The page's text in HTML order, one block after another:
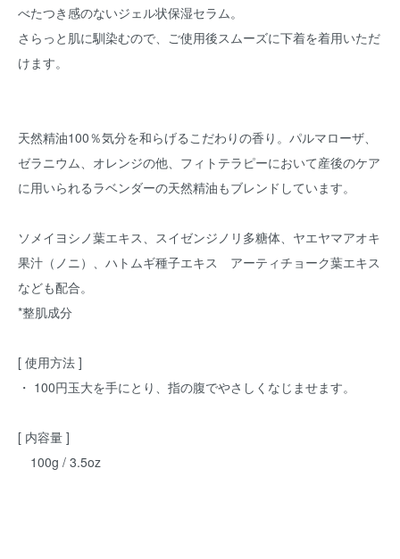
べたつき感のないジェル状保湿セラム。
さらっと肌に馴染むので、ご使用後スムーズに下着を着用いただ
けます。
天然精油100％気分を和らげるこだわりの香り。パルマローザ、
ゼラニウム、オレンジの他、フィトテラピーにおいて産後のケア
に用いられるラベンダーの天然精油もブレンドしています。
ソメイヨシノ葉エキス、スイゼンジノリ多糖体、ヤエヤマアオキ
果汁（ノニ）、ハトムギ種子エキス アーティチョーク葉エキス
なども配合。
*整肌成分
[ 使用方法 ]
・ 100円玉大を手にとり、指の腹でやさしくなじませます。
[ 内容量 ]
100g / 3.5oz